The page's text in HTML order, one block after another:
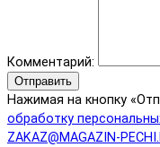
Комментарий:
Отправить
Нажимая на кнопку
обработку
ZAKAZ@MAGAZIN-